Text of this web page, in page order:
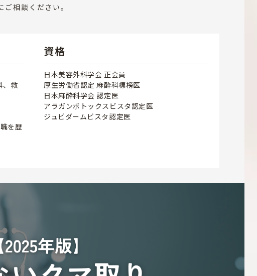
ご相談ください。
、救
を歴
資格
日本美容外科学会 正会員
厚生労働省認定 麻酔科標榜医
日本麻酔科学会 認定医
アラガンボトックスビスタ認定医
ジュビダームビスタ認定医